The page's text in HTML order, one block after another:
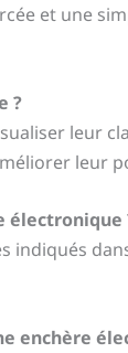
et une
?
leur
leur
électronique
indiqués
enchère